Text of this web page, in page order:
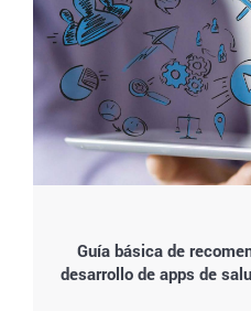
Guía básica de
desarrollo de apps de